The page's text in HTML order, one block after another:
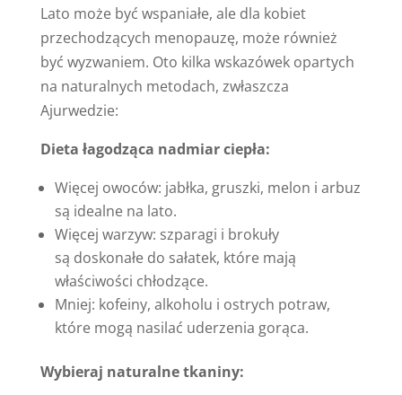
Lato może być wspaniałe, ale dla kobiet
przechodzących menopauzę, może również
być wyzwaniem. Oto kilka wskazówek opartych
na naturalnych metodach, zwłaszcza
Ajurwedzie:
Dieta łagodząca nadmiar ciepła:
Więcej owoców: jabłka, gruszki, melon i arbuz
są idealne na lato.
Więcej warzyw: szparagi i brokuły
są doskonałe do sałatek, które mają
właściwości chłodzące.
Mniej: kofeiny, alkoholu i ostrych potraw,
które mogą nasilać uderzenia gorąca.
Wybieraj naturalne tkaniny: